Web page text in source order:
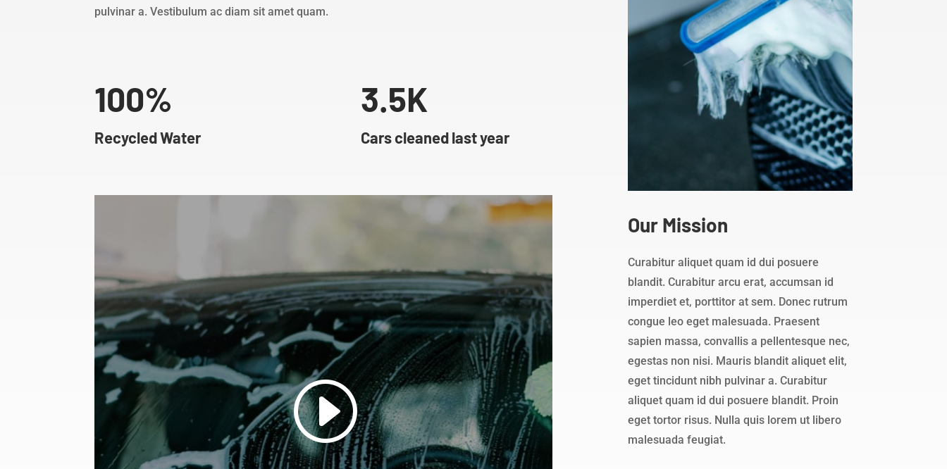
pulvinar a. Vestibulum ac diam sit amet quam.
100%
Recycled Water
3.5K
Cars cleaned last year
Our Mission
Curabitur aliquet quam id dui posuere
blandit. Curabitur arcu erat, accumsan id
imperdiet et, porttitor at sem. Donec rutrum
congue leo eget malesuada. Praesent
sapien massa, convallis a pellentesque nec,
egestas non nisi. Mauris blandit aliquet elit,
eget tincidunt nibh pulvinar a. Curabitur
aliquet quam id dui posuere blandit. Proin
eget tortor risus. Nulla quis lorem ut libero
malesuada feugiat.